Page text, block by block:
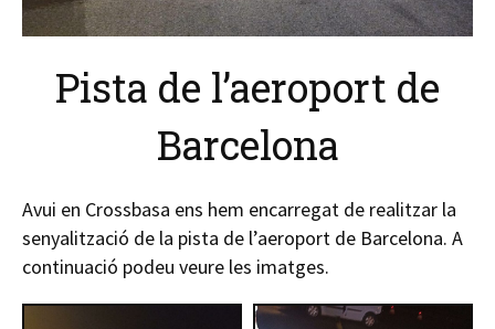
Pista de l’aeroport de
Barcelona
Avui en Crossbasa ens hem encarregat de realitzar la
senyalització de la pista de l’aeroport de Barcelona. A
continuació podeu veure les imatges.